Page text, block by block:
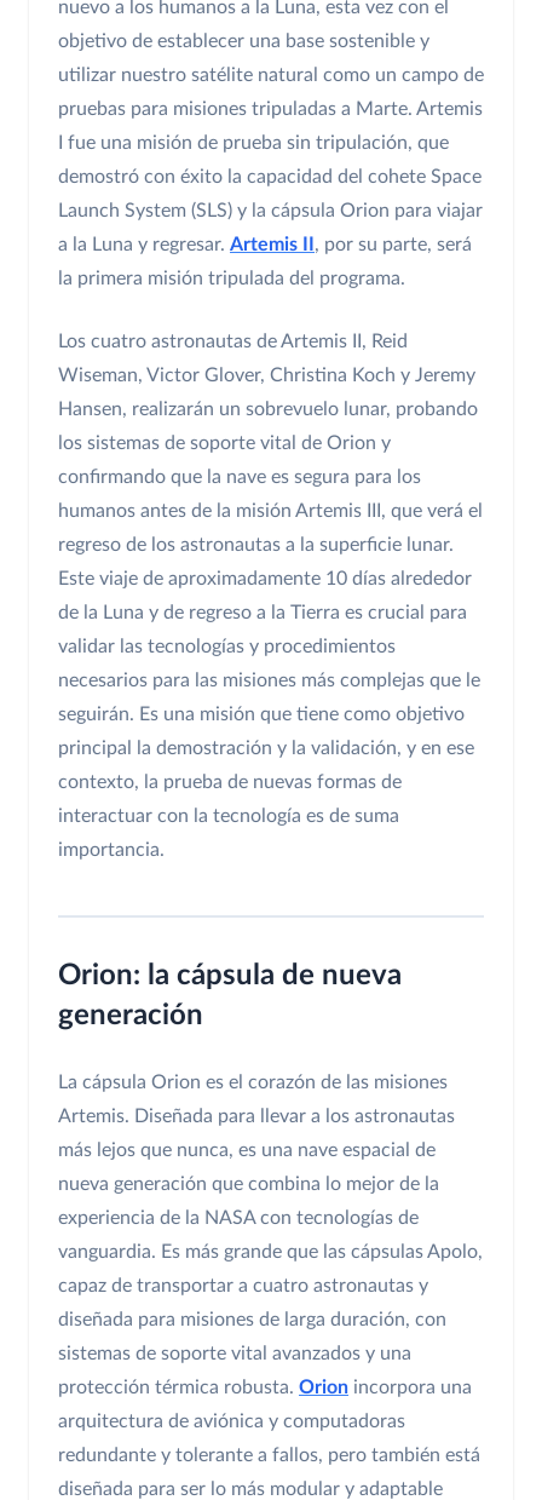
nuevo a los humanos a la Luna, esta vez con el
objetivo de establecer una base sostenible y
utilizar nuestro satélite natural como un campo de
pruebas para misiones tripuladas a Marte. Artemis
I fue una misión de prueba sin tripulación, que
demostró con éxito la capacidad del cohete Space
Launch System (SLS) y la cápsula Orion para viajar
a la Luna y regresar. Artemis II , por su parte, será
la primera misión tripulada del programa.
Los cuatro astronautas de Artemis II, Reid
Wiseman, Victor Glover, Christina Koch y Jeremy
Hansen, realizarán un sobrevuelo lunar, probando
los sistemas de soporte vital de Orion y
confirmando que la nave es segura para los
humanos antes de la misión Artemis III, que verá el
regreso de los astronautas a la superficie lunar.
Este viaje de aproximadamente 10 días alrededor
de la Luna y de regreso a la Tierra es crucial para
validar las tecnologías y procedimientos
necesarios para las misiones más complejas que le
seguirán. Es una misión que tiene como objetivo
principal la demostración y la validación, y en ese
contexto, la prueba de nuevas formas de
interactuar con la tecnología es de suma
importancia.
Orion: la cápsula de nueva
generación
La cápsula Orion es el corazón de las misiones
Artemis. Diseñada para llevar a los astronautas
más lejos que nunca, es una nave espacial de
nueva generación que combina lo mejor de la
experiencia de la NASA con tecnologías de
vanguardia. Es más grande que las cápsulas Apolo,
capaz de transportar a cuatro astronautas y
diseñada para misiones de larga duración, con
sistemas de soporte vital avanzados y una
protección térmica robusta. Orion incorpora una
arquitectura de aviónica y computadoras
redundante y tolerante a fallos, pero también está
diseñada para ser lo más modular y adaptable